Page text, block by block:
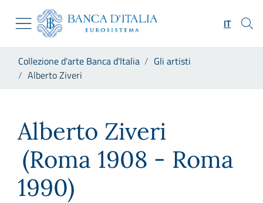
Skip to Main Content
Vai al sito istituzionale
Vai al menu di navigazione
Vai alla ricerca
Vai al footer
IT
Collezione d'arte Banca d'Italia
Gli artisti
Alberto Ziveri
Alberto Ziveri
(Roma 1908 - Roma
1990)